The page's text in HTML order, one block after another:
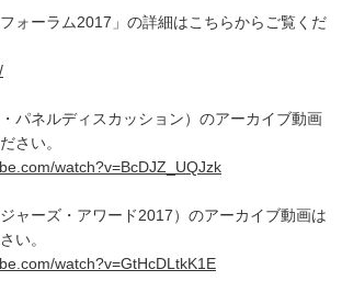
ォーラム2017」の詳細はこちらからご覧くだ
パネルディスカッション）のアーカイブ動画
さい。
watch?v=BcDJZ_UQJzk
ャーズ・アワード2017）のアーカイブ動画は
い。
watch?v=GtHcDLtkK1E